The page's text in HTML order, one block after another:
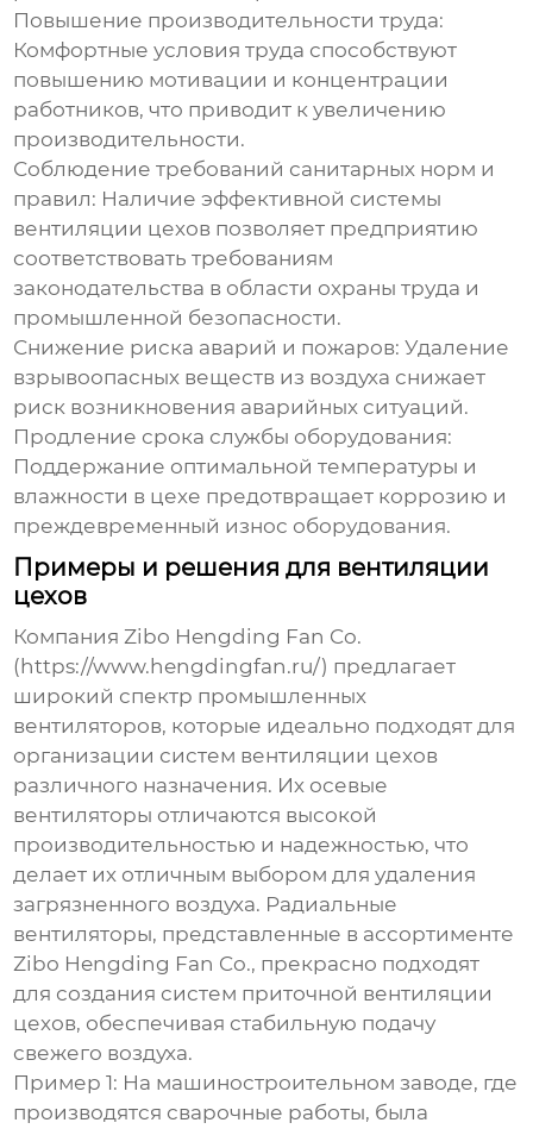
Повышение производительности труда:
Комфортные условия труда способствуют
повышению мотивации и концентрации
работников, что приводит к увеличению
производительности.
Соблюдение требований санитарных норм и
правил: Наличие эффективной системы
вентиляции цехов позволяет предприятию
соответствовать требованиям
законодательства в области охраны труда и
промышленной безопасности.
Снижение риска аварий и пожаров: Удаление
взрывоопасных веществ из воздуха снижает
риск возникновения аварийных ситуаций.
Продление срока службы оборудования:
Поддержание оптимальной температуры и
влажности в цехе предотвращает коррозию и
преждевременный износ оборудования.
Примеры и решения для вентиляции
цехов
Компания Zibo Hengding Fan Co.
( https://www.hengdingfan.ru/) предлагает
широкий спектр промышленных
вентиляторов, которые идеально подходят для
организации систем вентиляции цехов
различного назначения. Их осевые
вентиляторы отличаются высокой
производительностью и надежностью, что
делает их отличным выбором для удаления
загрязненного воздуха. Радиальные
вентиляторы, представленные в ассортименте
Zibo Hengding Fan Co., прекрасно подходят
для создания систем приточной вентиляции
цехов, обеспечивая стабильную подачу
свежего воздуха.
Пример 1: На машиностроительном заводе, где
производятся сварочные работы, была